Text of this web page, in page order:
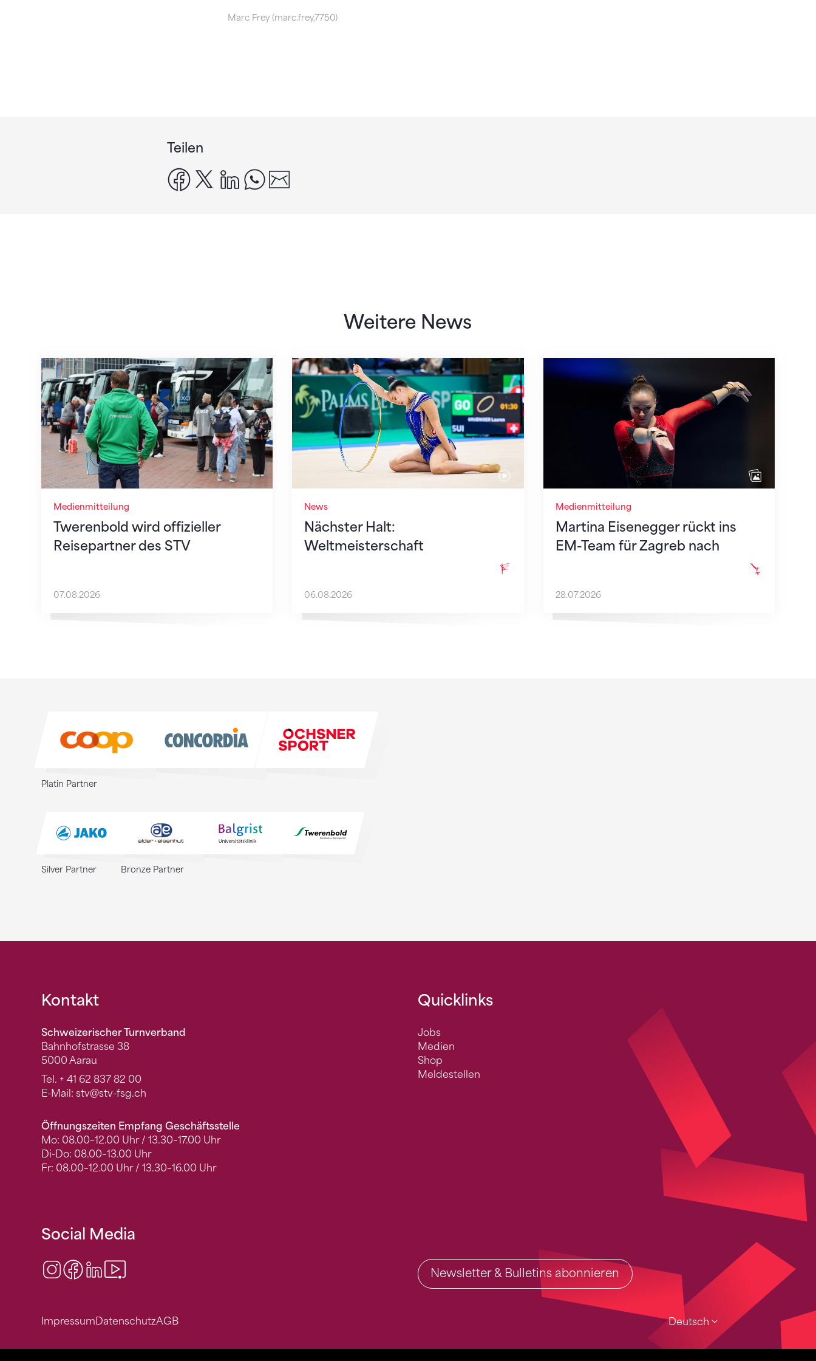
Marc Frey (marc.frey,7750)
Teilen
facebook
x linkedinwhatsapp
Weitere News
Medienmitteilung
Twerenbold wird offizieller
Reisepartner des STV
Twerenbold wird offizieller Reisepartner des STV
07.08.2026
News
Nächster Halt:
Weltmeisterschaft
Nächster Halt: Weltmeisterschaft
06.08.2026
Medienmitteilung
Martina Eisenegger rückt ins
EM-Team für Zagreb nach
28.07.2026
Platin Partner
Silver Partner Bronze Partner
Fusszeile
Kontakt
Schweizerischer Turnverband
Bahnhofstrasse 38
5000 Aarau
Tel. + 41 62 837 82 00
E-Mail: stv@stv-fsg.ch
Öffnungszeiten Empfang Geschäftsstelle
Mo: 08.00–12.00 Uhr / 13.30–17.00 Uhr
Di-Do: 08.00–13.00 Uhr
Fr: 08.00–12.00 Uhr / 13.30–16.00 Uhr
Quicklinks
Jobs
Medien
Shop
Meldestellen
Deutsch
Social Media
Instagram
Facebook
LinkedIn Newsletter & Bulletins abonnieren
ImpressumDatenschutzAGB